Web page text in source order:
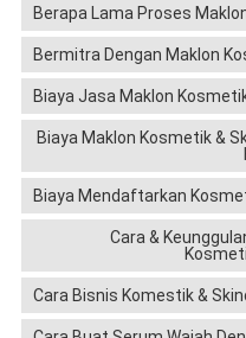
Berapa Lama Proses
Bermitra Dengan Maklon
Biaya Jasa Maklon
Biaya Maklon Kosmetik &
Biaya Mendaftarkan
Cara &
Cara Bisnis Komestik &